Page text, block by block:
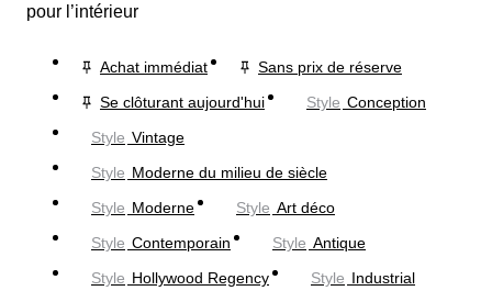
pour l’intérieur
Achat immédiat
Sans prix de réserve
Se clôturant aujourd'hui
Style Conception
Style Vintage
Style Moderne du milieu de siècle
Style Moderne Style Art déco
Style Contemporain Style Antique
Style Hollywood Regency Style Industrial